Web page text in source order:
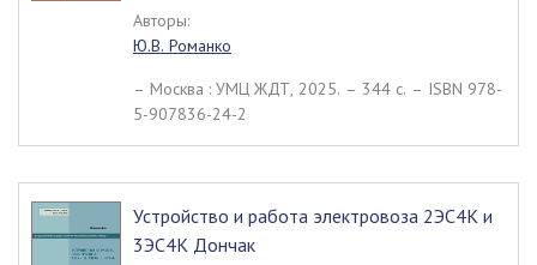
Авторы:
Ю.В. Романко
– Москва : УМЦ ЖДТ, 2025. – 344 c. – ISBN 978-
5-907836-24-2
Устройство и работа электровоза 2ЭС4К и
3ЭС4К Дончак